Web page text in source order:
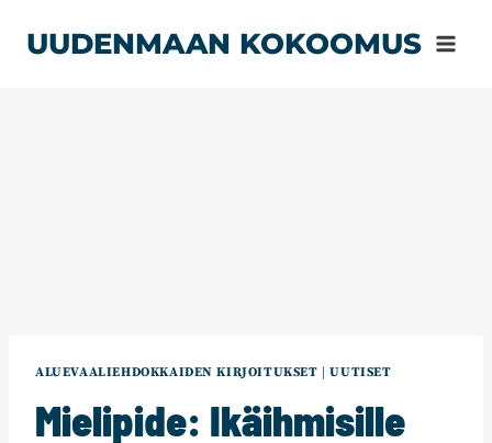
sisältöön
UUDENMAAN KOKOOMUS
ALUEVAALIEHDOKKAIDEN KIRJOITUKSET |UUTISET
Mielipide: Ikäihmisille